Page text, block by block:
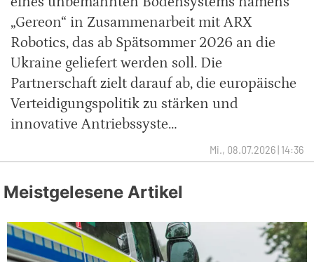
„Gereon“ in Zusammenarbeit mit ARX
Robotics, das ab Spätsommer 2026 an die
Ukraine geliefert werden soll. Die
Partnerschaft zielt darauf ab, die europäische
Verteidigungspolitik zu stärken und
innovative Antriebssyste…
Mi., 08.07.2026 | 14:36
Meistgelesene Artikel